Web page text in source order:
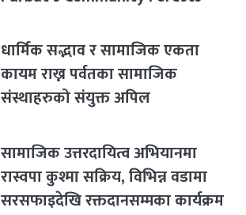
धार्मिक सद्भाव र सामाजिक एकता
कायम राख्न पर्वतका सामाजिक
संस्थाहरुको संयुक्त अपिल
सामाजिक उत्तरदायित्व अभियानमा
रास्वपा कुश्मा सक्रिय, विभिन्न वडामा
सरसफाइदेखि रक्तदानसम्मका कार्यक्रम